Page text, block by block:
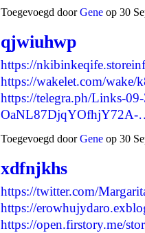
Toegevoegd doorGene op 30
qjwiuhwp
https://
https://wakelet.com/
https://telegra.ph/Links-
OaNL87DjqYOfhjY72A-
Toegevoegd doorGene op 30
xdfnjkhs
https://twitter.com/
https://
https://open.firstory.me/